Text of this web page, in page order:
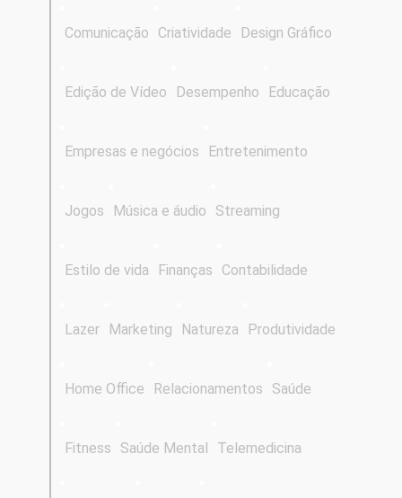
Comunicação Criatividade Design Gráfico
Edição de Vídeo Desempenho Educação
Empresas e negócios Entretenimento
Jogos Música e áudio Streaming
Estilo de vida Finanças Contabilidade
Lazer Marketing Natureza Produtividade
Home Office Relacionamentos Saúde
Fitness Saúde Mental Telemedicina